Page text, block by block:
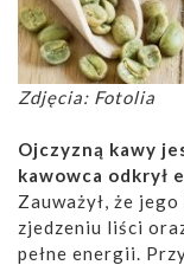
Zdjęcia: Fotolia
Ojczyzną kawy
kawowca odkrył
Zauważył, że
zjedzeniu liści
pełne energii.